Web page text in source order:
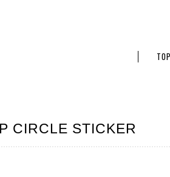
TOP
CIRCLE STICKER